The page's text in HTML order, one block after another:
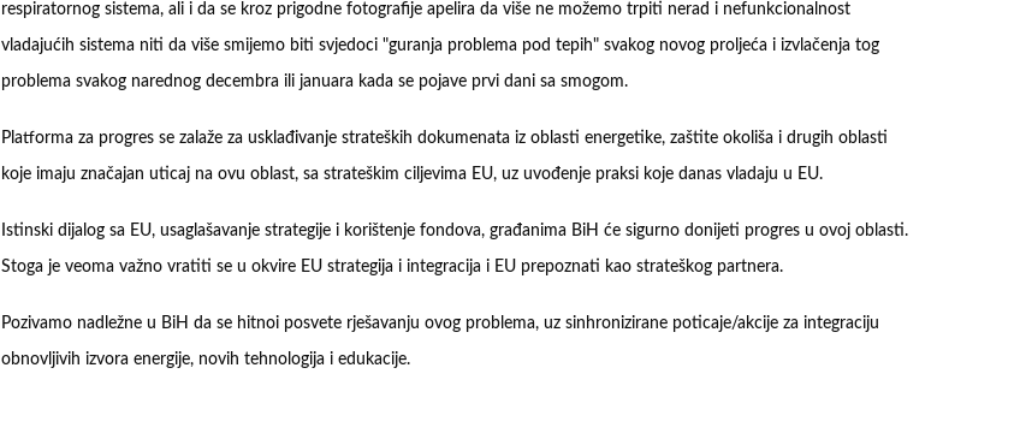
respiratornog sistema, ali i da se kroz prigodne fotografije apelira da više ne možemo trpiti nerad i nefunkcionalnost
vladajućih sistema niti da više smijemo biti svjedoci "guranja problema pod tepih" svakog novog proljeća i izvlačenja tog
problema svakog narednog decembra ili januara kada se pojave prvi dani sa smogom.
Platforma za progres se zalaže za usklađivanje strateških dokumenata iz oblasti energetike, zaštite okoliša i drugih oblasti
koje imaju značajan uticaj na ovu oblast, sa strateškim ciljevima EU, uz uvođenje praksi koje danas vladaju u EU.
Istinski dijalog sa EU, usaglašavanje strategije i korištenje fondova, građanima BiH će sigurno donijeti progres u ovoj oblasti.
Stoga je veoma važno vratiti se u okvire EU strategija i integracija i EU prepoznati kao strateškog partnera.
Pozivamo nadležne u BiH da se hitnoi posvete rješavanju ovog problema, uz sinhronizirane poticaje/akcije za integraciju
obnovljivih izvora energije, novih tehnologija i edukacije.